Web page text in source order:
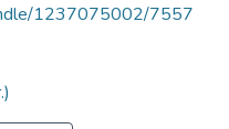
1237075002/7557